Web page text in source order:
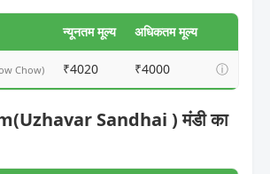
न्यूनतम मूल्य अधिकतम मूल्य
Chow) ₹4020 ₹4000 ⓘ
Sandhai ) मंडी का